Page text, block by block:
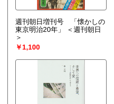
週刊朝日増刊号 「懐かしの
東京明治20年」 ＜週刊朝日
＞
￥1,100